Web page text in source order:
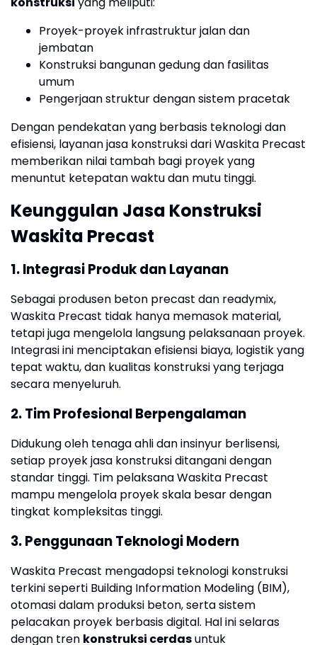
Proyek-proyek infrastruktur jalan dan
jembatan
Konstruksi bangunan gedung dan fasilitas
umum
Pengerjaan struktur dengan sistem pracetak
Dengan pendekatan yang berbasis teknologi dan
efisiensi, layanan jasa konstruksi dari Waskita Precast
memberikan nilai tambah bagi proyek yang
menuntut ketepatan waktu dan mutu tinggi.
Keunggulan Jasa Konstruksi
Waskita Precast
1. Integrasi Produk dan Layanan
Sebagai produsen beton precast dan readymix,
Waskita Precast tidak hanya memasok material,
tetapi juga mengelola langsung pelaksanaan proyek.
Integrasi ini menciptakan efisiensi biaya, logistik yang
tepat waktu, dan kualitas konstruksi yang terjaga
secara menyeluruh.
2. Tim Profesional Berpengalaman
Didukung oleh tenaga ahli dan insinyur berlisensi,
setiap proyek jasa konstruksi ditangani dengan
standar tinggi. Tim pelaksana Waskita Precast
mampu mengelola proyek skala besar dengan
tingkat kompleksitas tinggi.
3. Penggunaan Teknologi Modern
Waskita Precast mengadopsi teknologi konstruksi
terkini seperti Building Information Modeling (BIM),
otomasi dalam produksi beton, serta sistem
pelacakan proyek berbasis digital. Hal ini selaras
dengan tren konstruksi cerdasuntuk